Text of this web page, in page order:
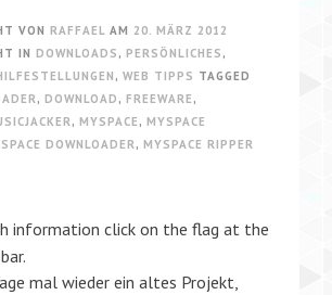
VON RAFFAEL AM 20. MÄRZ 2012
IN DOWNLOADS , PERSÖNLICHES ,
, WEB TIPPS TAGGED
, DOWNLOAD , FREEWARE ,
, MYSPACE , MYSPACE
DOWNLOADER, MYSPACE RIPPER
information click on the flag at the
mal wieder ein altes Projekt,